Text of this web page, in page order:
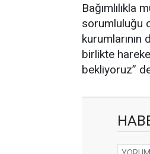
Bağımlılıkla
sorumluluğu
birlikte
bekliyoruz”